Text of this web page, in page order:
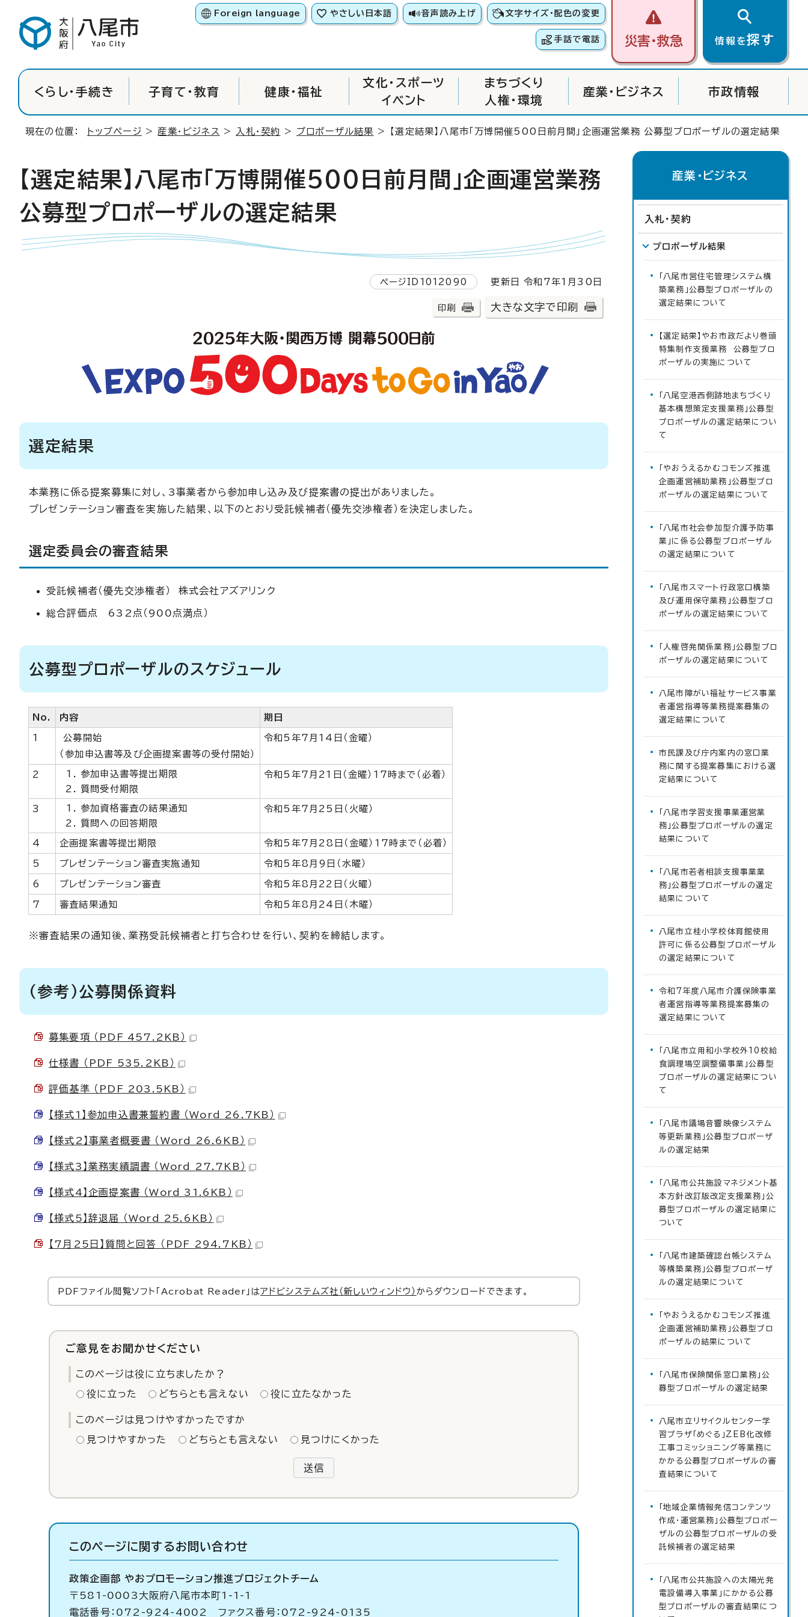
Foreign language やさしい日本語 音声読み上げ 文字サイズ・配色の変更
手話で電話 災害・救急 情報を探す
くらし・手続き 子育て・教育 健康・福祉
文化・スポーツ
イベント
まちづくり
人権・環境
産業・ビジネス 市政情報
現在の位置： トップページ > 産業・ビジネス > 入札・契約 > プロポーザル結果 > 【選定結果】八尾市「万博開催500日前月間」企画運営業務 公募型プロポーザルの選定結果
【選定結果】八尾市「万博開催500日前月間」企画運営業務
公募型プロポーザルの選定結果
ページID1012090 更新日 令和7年1月30日
印刷 大きな文字で印刷
選定結果
本業務に係る提案募集に対し、3事業者から参加申し込み及び提案書の提出がありました。
プレゼンテーション審査を実施した結果、以下のとおり受託候補者（優先交渉権者）を決定しました。
選定委員会の審査結果
受託候補者（優先交渉権者） 株式会社アズアリンク
総合評価点 632点（900点満点）
公募型プロポーザルのスケジュール
No. 内容 期日
1
公募開始
（参加申込書等及び企画提案書等の受付開始）
令和5年7月14日（金曜）
2
参加申込書等提出期限
質問受付期限
令和5年7月21日（金曜）17時まで（必着）
3
参加資格審査の結果通知
質問への回答期限
令和5年7月25日（火曜）
4 企画提案書等提出期限 令和5年7月28日（金曜）17時まで（必着）
5 プレゼンテーション審査実施通知 令和5年8月9日（水曜）
6 プレゼンテーション審査 令和5年8月22日（火曜）
7 審査結果通知 令和5年8月24日（木曜）
※審査結果の通知後、業務受託候補者と打ち合わせを行い、契約を締結します。
（参考）公募関係資料
募集要項 （PDF 457.2KB）
仕様書 （PDF 535.2KB）
評価基準 （PDF 203.5KB）
【様式1】参加申込書兼誓約書 （Word 26.7KB）
【様式2】事業者概要書 （Word 26.6KB）
【様式3】業務実績調書 （Word 27.7KB）
【様式4】企画提案書 （Word 31.6KB）
【様式5】辞退届 （Word 25.6KB）
【7月25日】質問と回答 （PDF 294.7KB）
PDFファイル閲覧ソフト「Acrobat Reader」はアドビシステムズ社（新しいウィンドウ） からダウンロードできます。
ご意見をお聞かせください
このページは役に立ちましたか？
役に立った どちらとも言えない 役に立たなかった
このページは見つけやすかったですか
見つけやすかった どちらとも言えない 見つけにくかった
送信
このページに関するお問い合わせ
政策企画部 やおプロモーション推進プロジェクトチーム
〒581-0003大阪府八尾市本町1-1-1
電話番号：072-924-4002 ファクス番号：072-924-0135
産業・ビジネス
入札・契約
プロポーザル結果
「八尾市営住宅管理システム構
築業務」公募型プロポーザルの
選定結果について
【選定結果】やお市政だより巻頭
特集制作支援業務 公募型プロ
ポーザルの実施について
「八尾空港西側跡地まちづくり
基本構想策定支援業務」公募型
プロポーザルの選定結果につい
て
「やおうえるかむコモンズ推進
企画運営補助業務」公募型プロ
ポーザルの選定結果について
「八尾市社会参加型介護予防事
業」に係る公募型プロポーザル
の選定結果について
「八尾市スマート行政窓口構築
及び運用保守業務」公募型プロ
ポーザルの選定結果について
「人権啓発関係業務」公募型プロ
ポーザルの選定結果について
八尾市障がい福祉サービス事業
者運営指導等業務提案募集の
選定結果について
市民課及び庁内案内の窓口業
務に関する提案募集における選
定結果について
「八尾市学習支援事業運営業
務」公募型プロポーザルの選定
結果について
「八尾市若者相談支援事業業
務」公募型プロポーザルの選定
結果について
八尾市立桂小学校体育館使用
許可に係る公募型プロポーザル
の選定結果について
令和7年度八尾市介護保険事業
者運営指導等業務提案募集の
選定結果について
「八尾市立用和小学校外10校給
食調理場空調整備事業」公募型
プロポーザルの選定結果につい
て
「八尾市議場音響映像システム
等更新業務」公募型プロポーザ
ルの選定結果
「八尾市公共施設マネジメント基
本方針改訂版改定支援業務」公
募型プロポーザルの選定結果に
ついて
「八尾市建築確認台帳システム
等構築業務」公募型プロポーザ
ルの選定結果について
「やおうえるかむコモンズ推進
企画運営補助業務」公募型プロ
ポーザルの結果について
「八尾市保険関係窓口業務」公
募型プロポーザルの選定結果
八尾市立リサイクルセンター学
習プラザ「めぐる」ZEB化改修
工事コミッショニング等業務に
かかる公募型プロポーザルの審
査結果について
「地域企業情報発信コンテンツ
作成・運営業務」公募型プロポー
ザルの公募型プロポーザルの受
託候補者の選定結果
「八尾市公共施設への太陽光発
電設備導入事業」にかかる公募
型プロポーザルの審査結果につ